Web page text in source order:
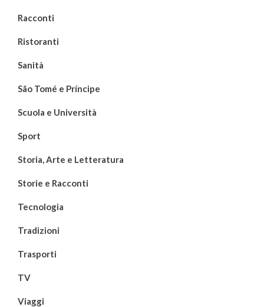
Racconti
Ristoranti
Sanità
São Tomé e Príncipe
Scuola e Università
Sport
Storia, Arte e Letteratura
Storie e Racconti
Tecnologia
Tradizioni
Trasporti
TV
Viaggi